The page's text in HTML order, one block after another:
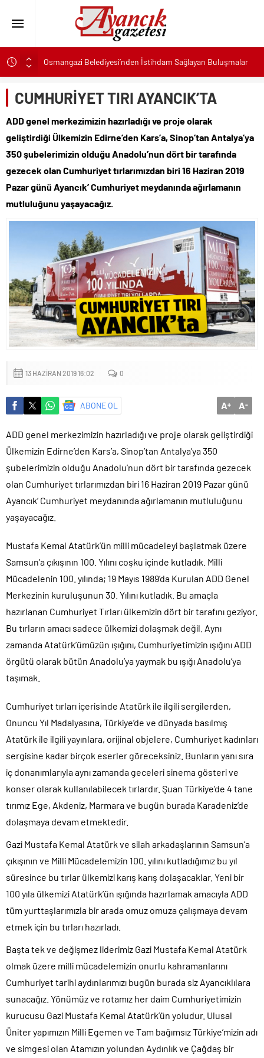
Osmangazi Belediyesi’nden İstihdam Sağlayan Buluşmalar
Başkan Eşki’den Çamdibi çıkarması: “Halkımızın içinde,
Bornova’nın hizmetindeyiz”
Başkan Hatice Gençay: “Didim’in Minik Ev Sahiplerine Sahip
Çıkmaya Devam Edeceğiz”
K. Menderes’te AKTAŞ Bereketi
Başkan Hatice Gençay: “Didim’in Her Noktasında Gece
Gündüz Sahadayız”
Başkan Çerçioğlu’ndan 7 Eylül Temalı Ödüllü Resim, Şiir ve
Başkan Hatice Gençay: “Kadınlarımızın Üretim Gücünü
Destekliyoruz”
Torbalı’nın kuru domates emekçileri yalnız bırakılmadı
Küçük işletmeler büyük siber risklerle karşı karşıya
CUMHURİYET TIRI AYANCIK’TA
ADD genel merkezimizin hazırladığı ve proje olarak
geliştirdiği Ülkemizin Edirne’den Kars’a, Sinop’tan Antalya’ya
350 şubelerimizin olduğu Anadolu’nun dört bir tarafında
gezecek olan Cumhuriyet tırlarımızdan biri 16 Haziran 2019
Pazar günü Ayancık’ Cumhuriyet meydanında ağırlamanın
mutluluğunu yaşayacağız.
13 HAZIRAN 2019 16:02 0
ABONE OL A+ A-
ADD genel merkezimizin hazırladığı ve proje olarak geliştirdiği
Ülkemizin Edirne’den Kars’a, Sinop’tan Antalya’ya 350
şubelerimizin olduğu Anadolu’nun dört bir tarafında gezecek
olan Cumhuriyet tırlarımızdan biri 16 Haziran 2019 Pazar günü
Ayancık’ Cumhuriyet meydanında ağırlamanın mutluluğunu
yaşayacağız.
Mustafa Kemal Atatürk’ün milli mücadeleyi başlatmak üzere
Samsun’a çıkışının 100. Yılını coşku içinde kutladık. Milli
Mücadelenin 100. yılında; 19 Mayıs 1989’da Kurulan ADD Genel
Merkezinin kuruluşunun 30. Yılını kutladık. Bu amaçla
hazırlanan Cumhuriyet Tırları ülkemizin dört bir tarafını geziyor.
Bu tırların amacı sadece ülkemizi dolaşmak değil. Aynı
zamanda Atatürk’ümüzün ışığını, Cumhuriyetimizin ışığını ADD
örgütü olarak bütün Anadolu’ya yaymak bu ışığı Anadolu’ya
taşımak.
Cumhuriyet tırları içerisinde Atatürk ile ilgili sergilerden,
Onuncu Yıl Madalyasına, Türkiye’de ve dünyada basılmış
Atatürk ile ilgili yayınlara, orijinal objelere, Cumhuriyet kadınları
sergisine kadar birçok eserler göreceksiniz. Bunların yanı sıra
iç donanımlarıyla aynı zamanda geceleri sinema gösteri ve
konser olarak kullanılabilecek tırlardır. Şuan Türkiye’de 4 tane
tırımız Ege, Akdeniz, Marmara ve bugün burada Karadeniz’de
dolaşmaya devam etmektedir.
Gazi Mustafa Kemal Atatürk ve silah arkadaşlarının Samsun’a
çıkışının ve Milli Mücadelemizin 100. yılını kutladığımız bu yıl
süresince bu tırlar ülkemizi karış karış dolaşacaklar. Yeni bir
100 yıla ülkemizi Atatürk’ün ışığında hazırlamak amacıyla ADD
tüm yurttaşlarımızla bir arada omuz omuza çalışmaya devam
etmek için bu tırları hazırladı.
Başta tek ve değişmez liderimiz Gazi Mustafa Kemal Atatürk
olmak üzere milli mücadelemizin onurlu kahramanlarını
Cumhuriyet tarihi aydınlarımızı bugün burada siz Ayancıklılara
sunacağız. Yönümüz ve rotamız her daim Cumhuriyetimizin
kurucusu Gazi Mustafa Kemal Atatürk’ün yoludur. Ulusal
Üniter yapımızın Milli Egemen ve Tam bağımsız Türkiye’mizin adı
ve simgesi olan Atamızın yolundan Aydınlık ve Çağdaş bir